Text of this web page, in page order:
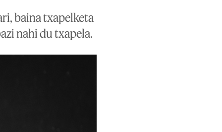
baina txapelketa
nahi du txapela.